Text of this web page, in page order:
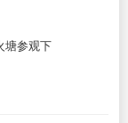
塘参观下